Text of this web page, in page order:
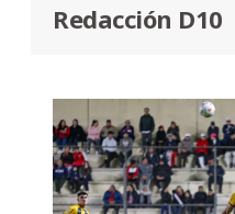
Redacción D10